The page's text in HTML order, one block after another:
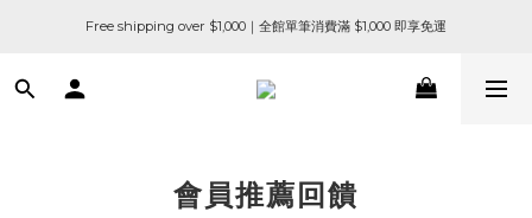
Free shipping over $1,000｜全館單筆消費滿 $1,000 即享免運
會員推薦回饋